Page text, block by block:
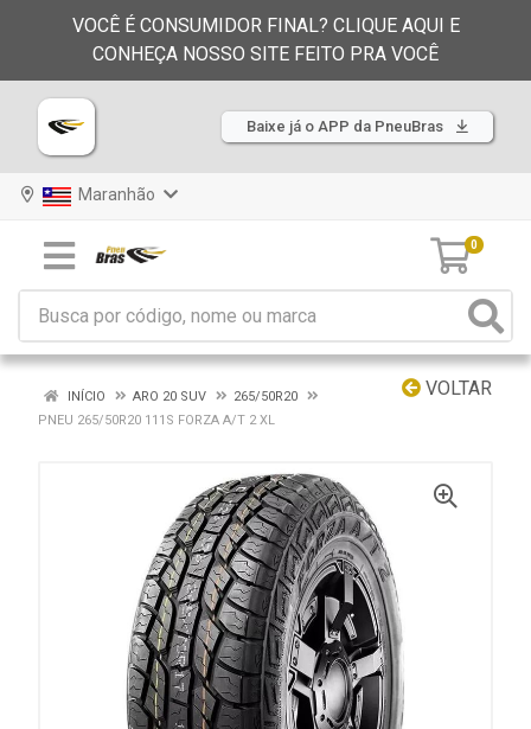
VOCÊ É CONSUMIDOR FINAL? CLIQUE AQUI E
CONHEÇA NOSSO SITE FEITO PRA VOCÊ
Baixe já o APP da PneuBras
Maranhão
0
VOLTAR
INÍCIO ARO 20 SUV
265/50R20
PNEU 265/50R20 111S FORZA A/T 2 XL